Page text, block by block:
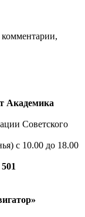
комментарии,
Академика
Советского
с 10.00 до 18.00